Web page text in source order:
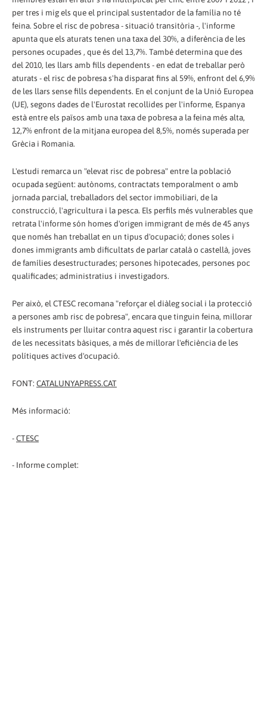
per tres i mig els que el principal sustentador de la família no té
feina. Sobre el risc de pobresa - situació transitòria -, l'informe
apunta que els aturats tenen una taxa del 30%, a diferència de les
persones ocupades , que és del 13,7%. També determina que des
del 2010, les llars amb fills dependents - en edat de treballar però
aturats - el risc de pobresa s'ha disparat fins al 59%, enfront del 6,9%
de les llars sense fills dependents. En el conjunt de la Unió Europea
(UE), segons dades de l'Eurostat recollides per l'informe, Espanya
està entre els països amb una taxa de pobresa a la feina més alta,
12,7% enfront de la mitjana europea del 8,5%, només superada per
Grècia i Romania.
L'estudi remarca un "elevat risc de pobresa" entre la població
ocupada següent: autònoms, contractats temporalment o amb
jornada parcial, treballadors del sector immobiliari, de la
construcció, l'agricultura i la pesca. Els perfils més vulnerables que
retrata l'informe són homes d'origen immigrant de més de 45 anys
que només han treballat en un tipus d'ocupació; dones soles i
dones immigrants amb dificultats de parlar català o castellà, joves
de famílies desestructurades; persones hipotecades, persones poc
qualificades; administratius i investigadors.
Per això, el CTESC recomana "reforçar el diàleg social i la protecció
a persones amb risc de pobresa", encara que tinguin feina, millorar
els instruments per lluitar contra aquest risc i garantir la cobertura
de les necessitats bàsiques, a més de millorar l'eficiència de les
polítiques actives d'ocupació.
FONT: CATALUNYAPRESS.CAT
Més informació:
-CTESC
- Informe complet: